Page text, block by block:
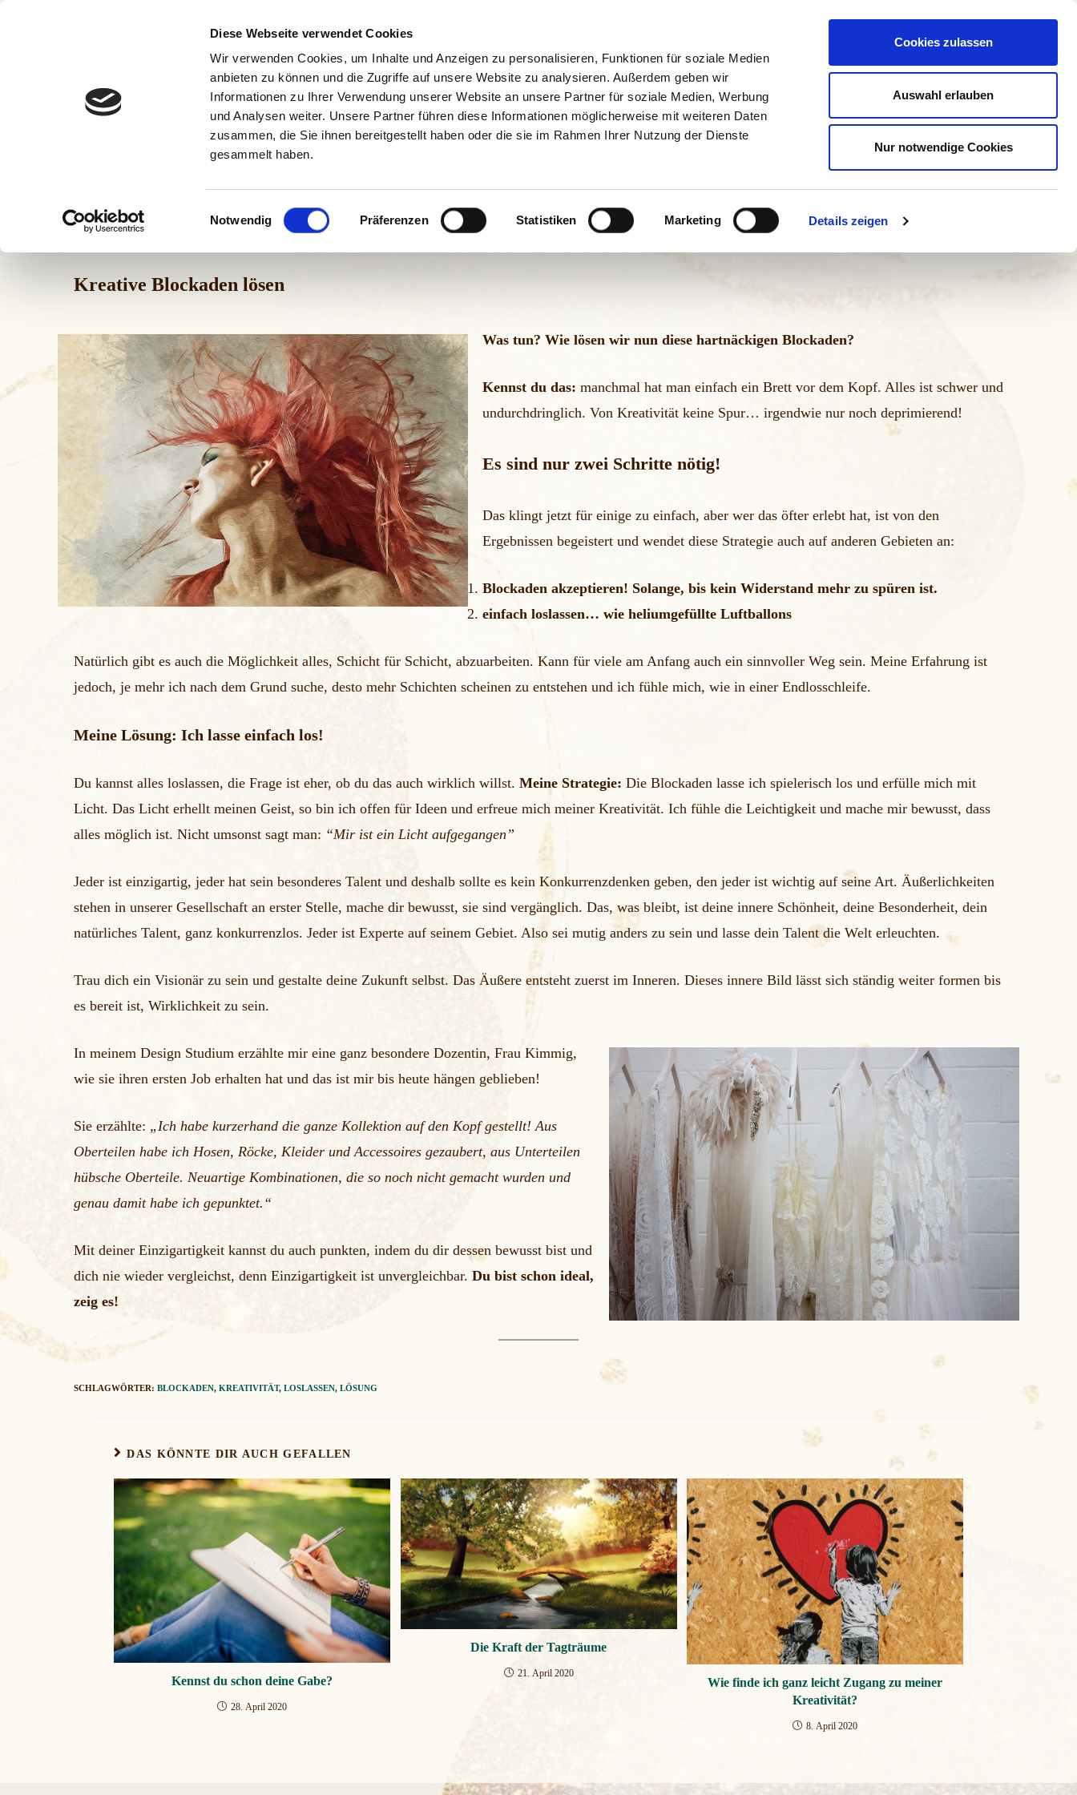
Diese Webseite verwendet Cookies
Wir verwenden Cookies, um Inhalte und Anzeigen zu personalisieren, Funktionen für soziale Medien
anbieten zu können und die Zugriffe auf unsere Website zu analysieren. Außerdem geben wir
Informationen zu Ihrer Verwendung unserer Website an unsere Partner für soziale Medien, Werbung
und Analysen weiter. Unsere Partner führen diese Informationen möglicherweise mit weiteren Daten
zusammen, die Sie ihnen bereitgestellt haben oder die sie im Rahmen Ihrer Nutzung der Dienste
gesammelt haben.
i
i
g
u
n
g
s
a
u
s
w
a
h
l
Notwendig Präferenzen Statistiken Marketing Details zeigen
Cookies zulassen
Auswahl erlauben
Nur notwendige Cookies
Über mich Grafik Workshop Termin buchen Blog Kontakt
Beitrags-Eva Macarie
Beitrag15. April 2020
Beitrags-
Kategorie:
Kreativität
Kreative Blockaden lösen
Was tun? Wie lösen wir nun diese hartnäckigen Blockaden?
Kennst du das: manchmal hat man einfach ein Brett vor dem Kopf. Alles ist schwer und
undurchdringlich. Von Kreativität keine Spur… irgendwie nur noch deprimierend!
Es sind nur zwei Schritte nötig!
Das klingt jetzt für einige zu einfach, aber wer das öfter erlebt hat, ist von den
Ergebnissen begeistert und wendet diese Strategie auch auf anderen Gebieten an:
Blockaden akzeptieren! Solange, bis kein Widerstand mehr zu spüren ist.
einfach loslassen… wie heliumgefüllte Luftballons
Natürlich gibt es auch die Möglichkeit alles, Schicht für Schicht, abzuarbeiten. Kann für viele am Anfang auch ein sinnvoller Weg sein. Meine Erfahrung ist
jedoch, je mehr ich nach dem Grund suche, desto mehr Schichten scheinen zu entstehen und ich fühle mich, wie in einer Endlosschleife.
Meine Lösung: Ich lasse einfach los!
Du kannst alles loslassen, die Frage ist eher, ob du das auch wirklich willst. Meine Strategie: Die Blockaden lasse ich spielerisch los und erfülle mich mit
Licht. Das Licht erhellt meinen Geist, so bin ich offen für Ideen und erfreue mich meiner Kreativität. Ich fühle die Leichtigkeit und mache mir bewusst, dass
alles möglich ist. Nicht umsonst sagt man: “Mir ist ein Licht aufgegangen”
Jeder ist einzigartig, jeder hat sein besonderes Talent und deshalb sollte es kein Konkurrenzdenken geben, den jeder ist wichtig auf seine Art. Äußerlichkeiten
stehen in unserer Gesellschaft an erster Stelle, mache dir bewusst, sie sind vergänglich. Das, was bleibt, ist deine innere Schönheit, deine Besonderheit, dein
natürliches Talent, ganz konkurrenzlos. Jeder ist Experte auf seinem Gebiet. Also sei mutig anders zu sein und lasse dein Talent die Welt erleuchten.
Trau dich ein Visionär zu sein und gestalte deine Zukunft selbst. Das Äußere entsteht zuerst im Inneren. Dieses innere Bild lässt sich ständig weiter formen bis
es bereit ist, Wirklichkeit zu sein.
In meinem Design Studium erzählte mir eine ganz besondere Dozentin, Frau Kimmig,
wie sie ihren ersten Job erhalten hat und das ist mir bis heute hängen geblieben!
Sie erzählte: „Ich habe kurzerhand die ganze Kollektion auf den Kopf gestellt! Aus
Oberteilen habe ich Hosen, Röcke, Kleider und Accessoires gezaubert, aus Unterteilen
hübsche Oberteile. Neuartige Kombinationen, die so noch nicht gemacht wurden und
genau damit habe ich gepunktet.“
Mit deiner Einzigartigkeit kannst du auch punkten, indem du dir dessen bewusst bist und
dich nie wieder vergleichst, denn Einzigartigkeit ist unvergleichbar. Du bist schon ideal,
zeig es!
SCHLAGWÖRTER: BLOCKADEN, KREATIVITÄT, LOSLASSEN, LÖSUNG
DAS KÖNNTE DIR AUCH GEFALLEN
Kennst du schon deine Gabe?
28. April 2020
Die Kraft der Tagträume
21. April 2020
Wie finde ich ganz leicht Zugang zu meiner
Kreativität?
8. April 2020